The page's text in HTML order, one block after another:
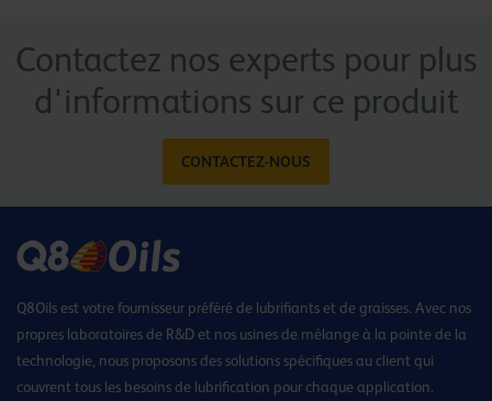
Contactez nos experts pour plus
d'informations sur ce produit
CONTACTEZ-NOUS
Q8Oils est votre fournisseur préféré de lubrifiants et de graisses. Avec nos
propres laboratoires de R&D et nos usines de mélange à la pointe de la
technologie, nous proposons des solutions spécifiques au client qui
couvrent tous les besoins de lubrification pour chaque application.